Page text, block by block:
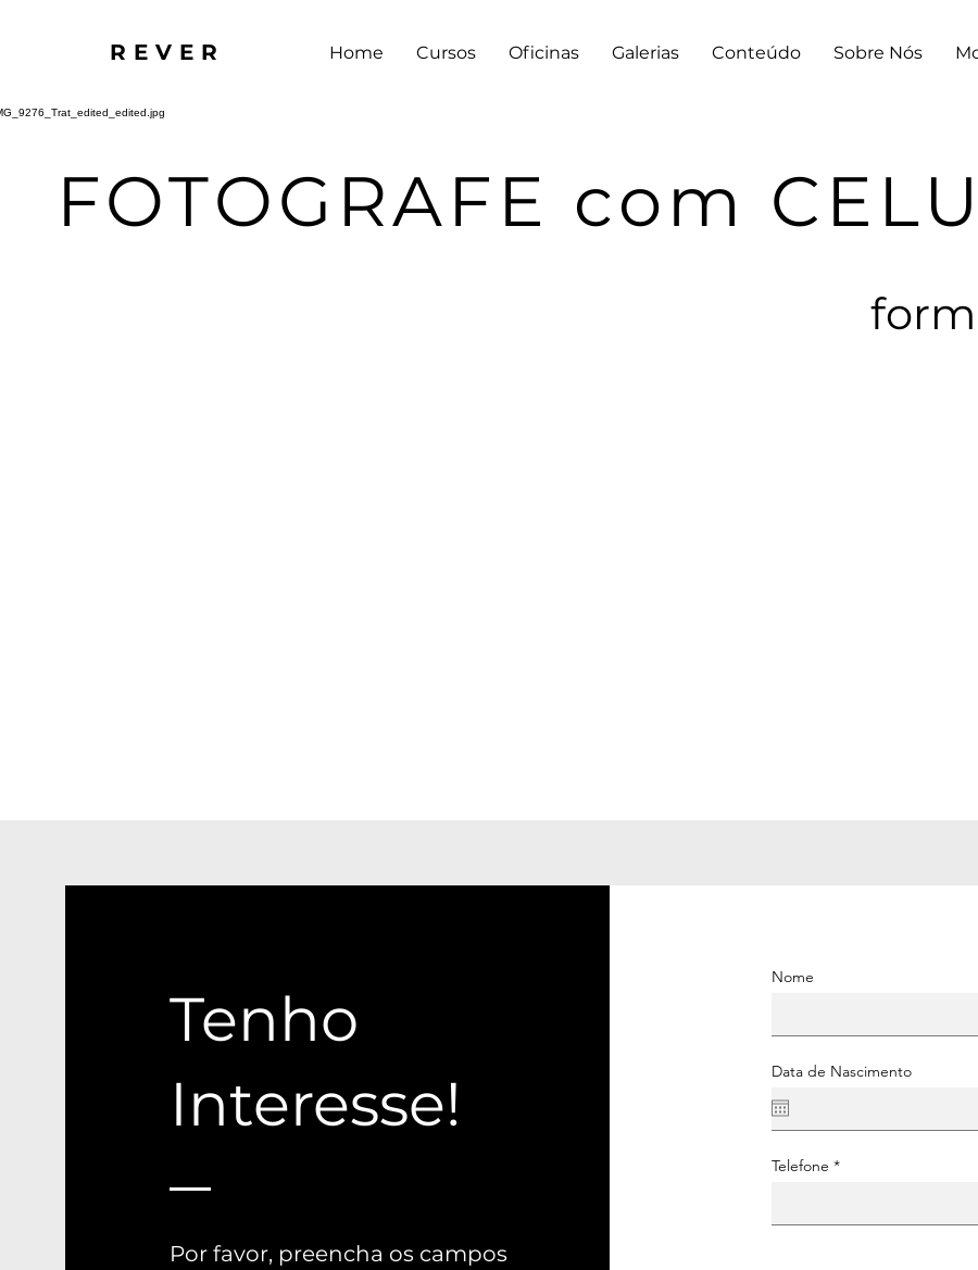
REVER Home Cursos Oficinas Galerias Conteúdo Sobre Nós
FOTOGRAFE com
Tenho
Interesse!
Por favor, preencha os campos
Nome
Data de Nascimento
Telefone